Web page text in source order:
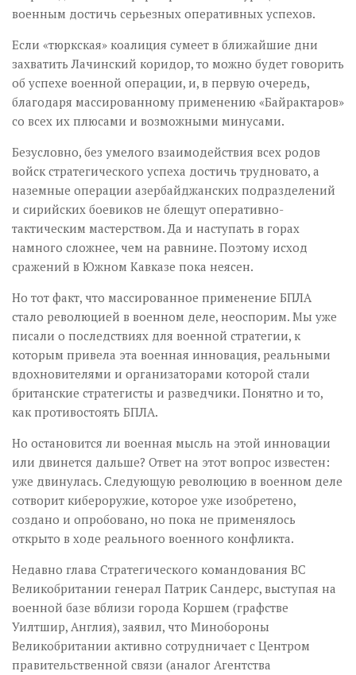
военным достичь серьезных оперативных успехов.
Если «тюркская» коалиция сумеет в ближайшие дни
захватить Лачинский коридор, то можно будет говорить
об успехе военной операции, и, в первую очередь,
благодаря массированному применению «Байрактаров»
со всех их плюсами и возможными минусами.
Безусловно, без умелого взаимодействия всех родов
войск стратегического успеха достичь трудновато, а
наземные операции азербайджанских подразделений
и сирийских боевиков не блещут оперативно-
тактическим мастерством. Да и наступать в горах
намного сложнее, чем на равнине. Поэтому исход
сражений в Южном Кавказе пока неясен.
Но тот факт, что массированное применение БПЛА
стало революцией в военном деле, неоспорим. Мы уже
писали о последствиях для военной стратегии, к
которым привела эта военная инновация, реальными
вдохновителями и организаторами которой стали
британские стратегисты и разведчики. Понятно и то,
как противостоять БПЛА.
Но остановится ли военная мысль на этой инновации
или двинется дальше? Ответ на этот вопрос известен:
уже двинулась. Следующую революцию в военном деле
сотворит кибероружие, которое уже изобретено,
создано и опробовано, но пока не применялось
открыто в ходе реального военного конфликта.
Недавно глава Стратегического командования ВС
Великобритании генерал Патрик Сандерс, выступая на
военной базе вблизи города Коршем (графстве
Уилтшир, Англия), заявил, что Минобороны
Великобритании активно сотрудничает с Центром
правительственной связи (аналог Агентства